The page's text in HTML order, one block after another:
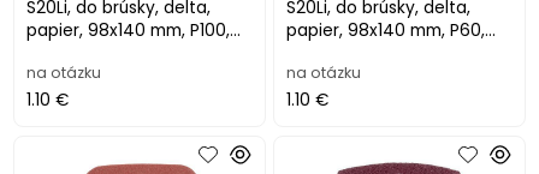
S20Li, do brúsky, delta,
papier, 98x140 mm, P100,
na otázku
1.10 €
S20Li, do brúsky, delta,
papier, 98x140 mm, P60,
na otázku
1.10 €